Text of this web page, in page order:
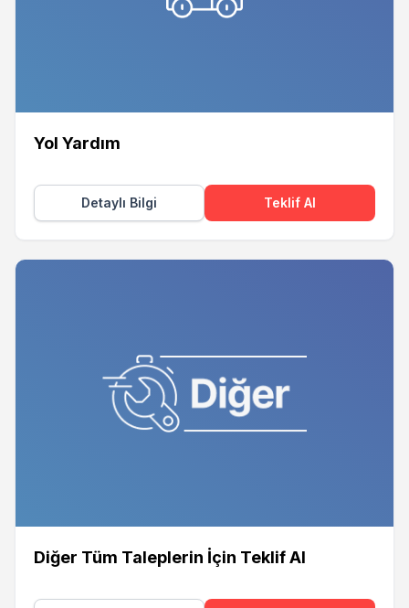
Yol Yardım
Detaylı Bilgi Teklif Al
Diğer Tüm Taleplerin İçin Teklif Al